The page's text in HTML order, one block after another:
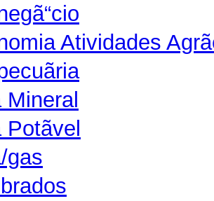
Atividades
Mineral
gas